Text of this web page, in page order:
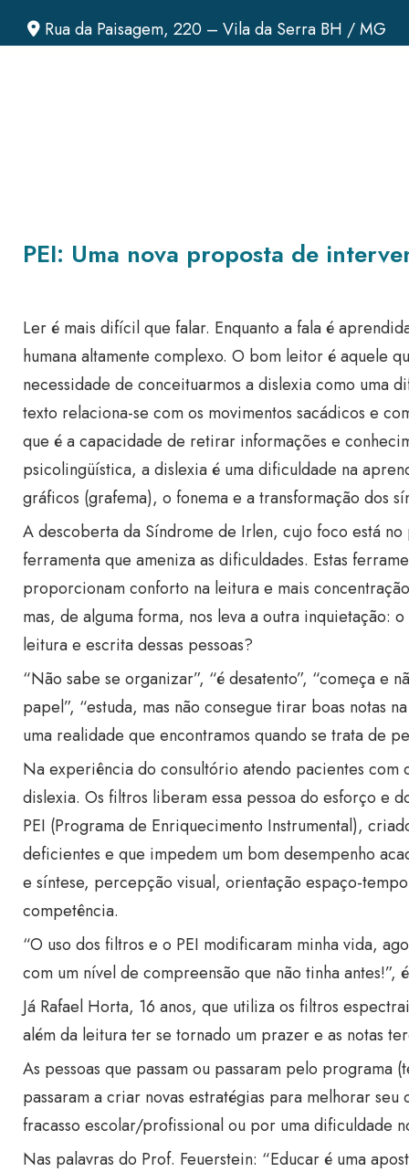
Rua da Paisagem, 220 – Vila da Serra BH / MG
PEI: Uma nova proposta de
Ler é mais difícil que falar. Enquanto a fala é
humana altamente complexo. O bom leitor é aquele
necessidade de conceituarmos a dislexia como uma
texto relaciona-se com os movimentos sacádicos e
que é a capacidade de retirar informações e
psicolingüística, a dislexia é uma dificuldade na
gráficos (grafema), o fonema e a transformação dos
A descoberta da Síndrome de Irlen, cujo foco está
ferramenta que ameniza as dificuldades. Estas
proporcionam conforto na leitura e mais
mas, de alguma forma, nos leva a outra inquietação:
leitura e escrita dessas pessoas?
“Não sabe se organizar”, “é desatento”, “começa e
papel”, “estuda, mas não consegue tirar boas notas
uma realidade que encontramos quando se trata de
Na experiência do consultório atendo pacientes
dislexia. Os filtros liberam essa pessoa do esforço e
PEI (Programa de Enriquecimento Instrumental),
deficientes e que impedem um bom desempenho
e síntese, percepção visual, orientação espaço-
competência.
“O uso dos filtros e o PEI modificaram minha vida,
com um nível de compreensão que não tinha
Já Rafael Horta, 16 anos, que utiliza os filtros
além da leitura ter se tornado um prazer e as notas
As pessoas que passam ou passaram pelo programa
passaram a criar novas estratégias para melhorar
fracasso escolar/profissional ou por uma dificuldade
Nas palavras do Prof. Feuerstein: “Educar é uma